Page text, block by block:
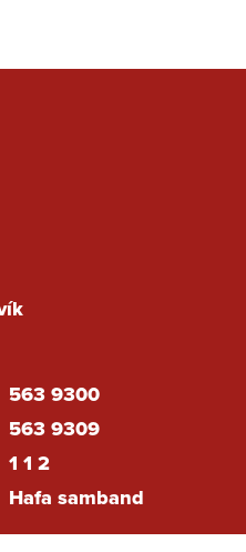
563 9300
563 9309
1 1 2
Hafa samband